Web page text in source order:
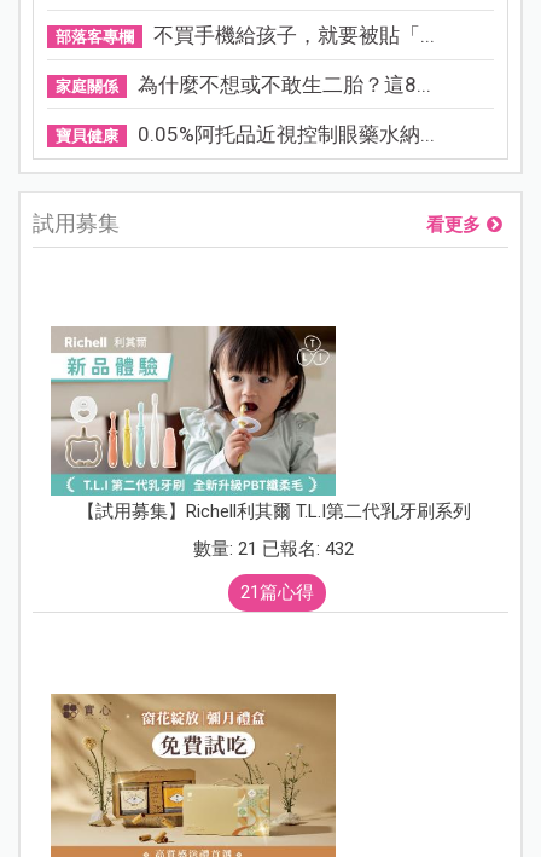
部落客專欄 不買手機給孩子，就要被貼「...
家庭關係 為什麼不想或不敢生二胎？這8...
寶貝健康 0.05%阿托品近視控制眼藥水納...
試用募集 看更多
【試用募集】Richell利其爾 T.L.I第二代乳牙刷系列
數量: 21 已報名: 432
21篇心得